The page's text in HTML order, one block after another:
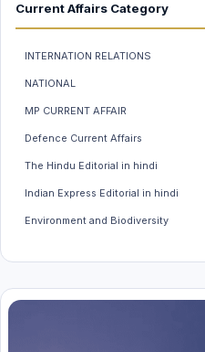
Current Affairs Category
INTERNATION RELATIONS
NATIONAL
MP CURRENT AFFAIR
Defence Current Affairs
The Hindu Editorial in hindi
Indian Express Editorial in hindi
Environment and Biodiversity
MP GK